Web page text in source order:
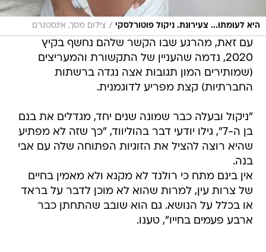
היא לעומתו... צעירונת. ניקול פוטורלסקי / צילום מסך, אינסטגרם
עם זאת, מהרגע שבו הקשר שלהם נחשף בקיץ
2020, נדמה שהעניין של התקשורת והמעריצים
(שמותירים המון תגובות אצה נגדה ברשתות
החברתיות) קצת מפריע לדוגמנית.
"ניקול ובעלה כבר שמונה שנים יחד, מגדלים את בנם
בן ה-7", גילו יודעי דבר בהוליווד, "כך שזה לא מפתיע
שהיא רוצה להציל את הזוגיות הפתוחה שלה עם אבי
בנה.
אין בינם מתח כי רולנד לא מקנא ולא מאמין בחיים
של צרות עין, למרות שהוא לא מוכן לדבר על בראד
או בכלל על הנושא. גם הוא שובב שהתחתן כבר
ארבע פעמים בחייו", טענו.